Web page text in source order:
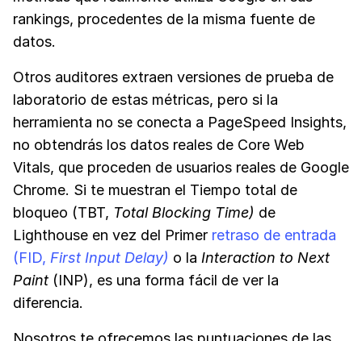
rankings, procedentes de la misma fuente de
datos.
Otros auditores extraen versiones de prueba de
laboratorio de estas métricas, pero si la
herramienta no se conecta a PageSpeed Insights,
no obtendrás los datos reales de Core Web
Vitals, que proceden de usuarios reales de Google
Chrome. Si te muestran el Tiempo total de
bloqueo (TBT, Total Blocking Time) de
Lighthouse en vez del Primer retraso de entrada
(FID, First Input Delay) o la Interaction to Next
Paint (INP), es una forma fácil de ver la
diferencia.